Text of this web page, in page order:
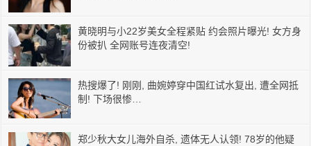
黄晓明与小22岁美女全程紧贴 约会照片曝光! 女方身
份被扒 全网账号连夜清空!
热搜爆了! 刚刚, 曲婉婷穿中国红试水复出, 遭全网抵
制! 下场很惨…
郑少秋大女儿海外自杀, 遗体无人认领! 78岁的他疑